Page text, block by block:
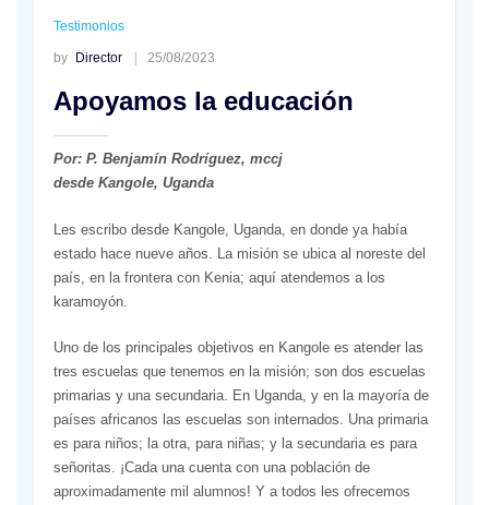
Testimonios
by Director 25/08/2023
Apoyamos la educación
Por: P. Benjamín Rodríguez, mccj
desde Kangole, Uganda
Les escribo desde Kangole, Uganda, en donde ya había
estado hace nueve años. La misión se ubica al noreste del
país, en la frontera con Kenia; aquí atendemos a los
karamoyón.
Uno de los principales objetivos en Kangole es atender las
tres escuelas que tenemos en la misión; son dos escuelas
primarias y una secundaria. En Uganda, y en la mayoría de
países africanos las escuelas son internados. Una primaria
es para niños; la otra, para niñas; y la secundaria es para
señoritas. ¡Cada una cuenta con una población de
aproximadamente mil alumnos! Y a todos les ofrecemos